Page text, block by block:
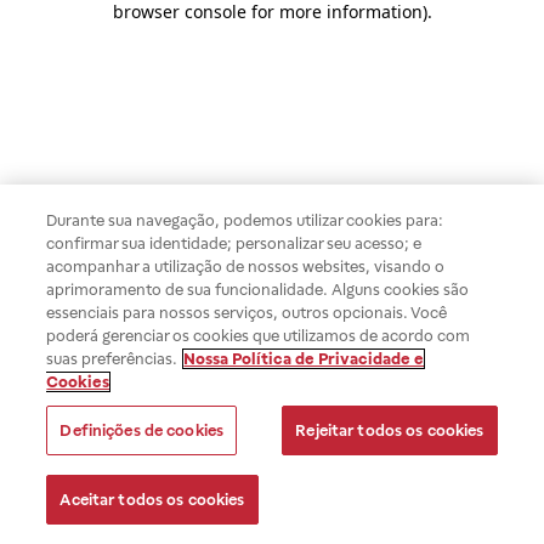
browser console for more information).
Durante sua navegação, podemos utilizar cookies para:
confirmar sua identidade; personalizar seu acesso; e
acompanhar a utilização de nossos websites, visando o
aprimoramento de sua funcionalidade. Alguns cookies são
essenciais para nossos serviços, outros opcionais. Você
poderá gerenciar os cookies que utilizamos de acordo com
suas preferências. Nossa Política de Privacidade e
Cookies
Definições de cookies Rejeitar todos os cookies
Aceitar todos os cookies